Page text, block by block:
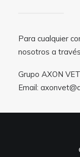
Para cualquier
nosotros a
Grupo AXON VET
Email: